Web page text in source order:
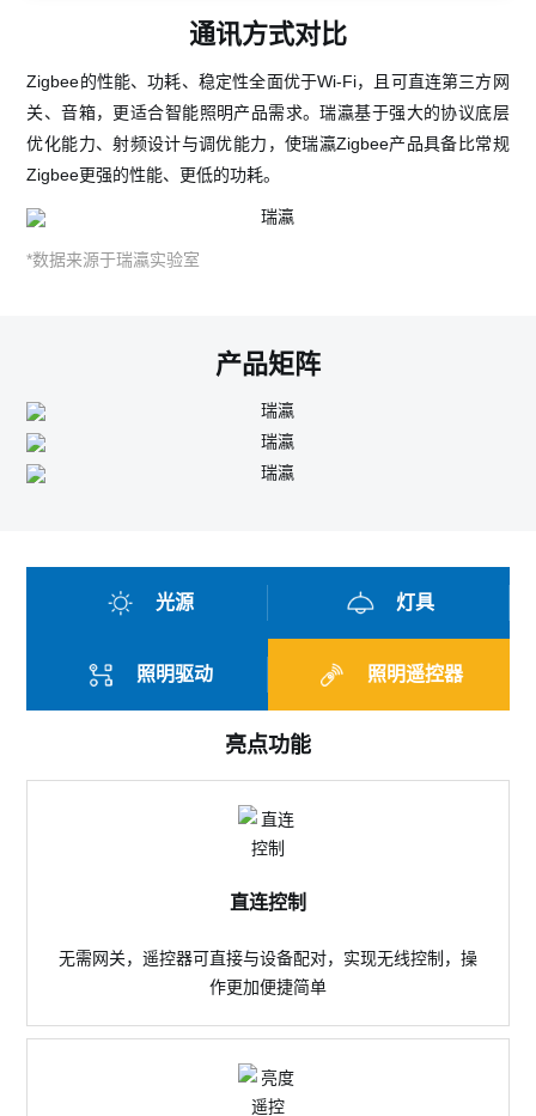
通讯方式对比
Zigbee的性能、功耗、稳定性全面优于Wi-Fi，且可直连第三方网
关、音箱，更适合智能照明产品需求。瑞瀛基于强大的协议底层
优化能力、射频设计与调优能力，使瑞瀛Zigbee产品具备比常规
Zigbee更强的性能、更低的功耗。
*数据来源于瑞瀛实验室
产品矩阵
光源 灯具
照明驱动 照明遥控器
亮点功能
直连控制
无需网关，遥控器可直接与设备配对，实现无线控制，操
作更加便捷简单